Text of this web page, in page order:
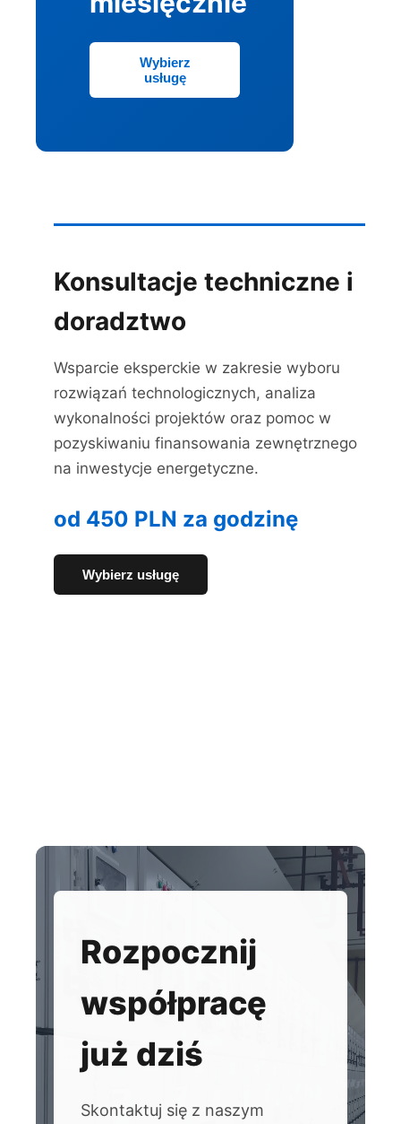
Wybierz
usługę
Konsultacje techniczne i
doradztwo
Wsparcie eksperckie w zakresie wyboru
rozwiązań technologicznych, analiza
wykonalności projektów oraz pomoc w
pozyskiwaniu finansowania zewnętrznego
na inwestycje energetyczne.
od 450 PLN za godzinę
Wybierz usługę
Rozpocznij
współpracę
już dziś
Skontaktuj się z naszym